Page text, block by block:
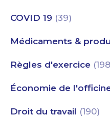
COVID 19 (39)
Médicaments &
Règles d'exercice
Économie de
Droit du travail (190)